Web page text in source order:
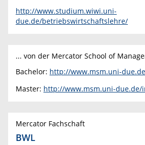
http://www.studium.wiwi.uni-
due.de/betriebswirtschaftslehre/
... von der Mercator School of
Bachelor: http://www.msm.uni-
Master: http://www.msm.uni-due.de/
Mercator Fachschaft
BWL